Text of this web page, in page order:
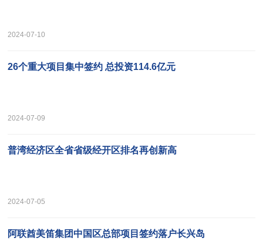
2024-07-10
26个重大项目集中签约 总投资114.6亿元
2024-07-09
普湾经济区全省省级经开区排名再创新高
2024-07-05
阿联酋美笛集团中国区总部项目签约落户长兴岛